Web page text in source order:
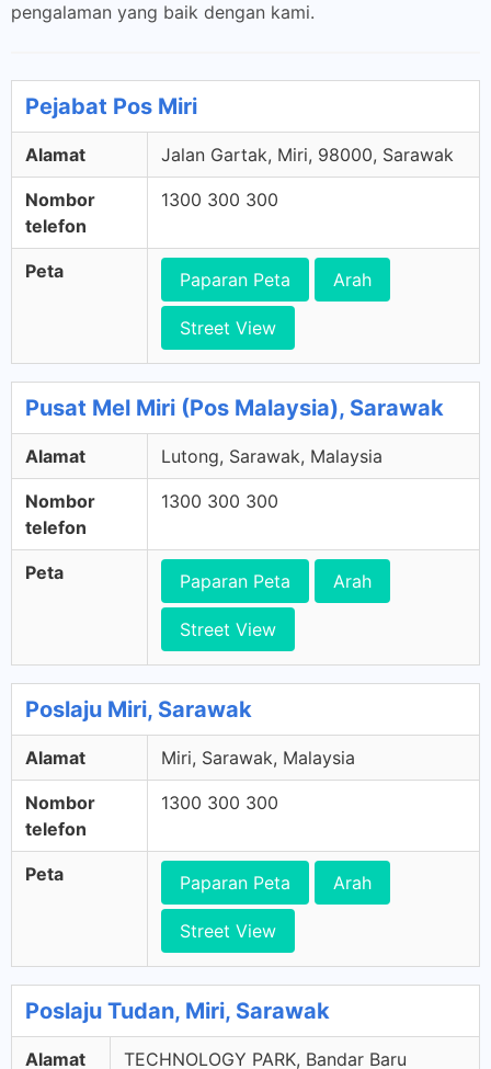
pengalaman yang baik dengan kami.
Pejabat Pos Miri
Alamat Jalan Gartak, Miri, 98000, Sarawak
Nombor
telefon
1300 300 300
Peta Paparan Peta Arah
Street View
Pusat Mel Miri (Pos Malaysia), Sarawak
Alamat Lutong, Sarawak, Malaysia
Nombor
telefon
1300 300 300
Peta Paparan Peta Arah
Street View
Poslaju Miri, Sarawak
Alamat Miri, Sarawak, Malaysia
Nombor
telefon
1300 300 300
Peta Paparan Peta Arah
Street View
Poslaju Tudan, Miri, Sarawak
Alamat TECHNOLOGY PARK, Bandar Baru